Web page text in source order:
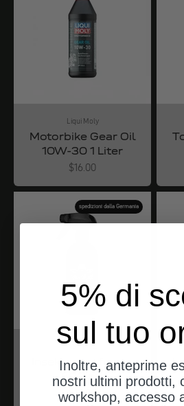
Liqui Moly
Motorbike Gear Oil
10W-30 1 Liter
Angebot
$16.00
spedizioni dalla Germania
Van Mell
Insektenentferner
500 ml
Angebot
$12.00
5% di
sul tuo
Inoltre, anteprime
nostri ultimi prodotti,
workshop, accesso